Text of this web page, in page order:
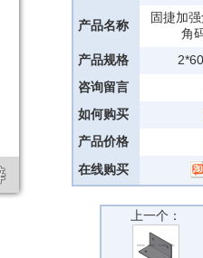
产品名称
固捷加
角
产品规格
咨询留言
如何购买
产品价格
在线购买
上一个：